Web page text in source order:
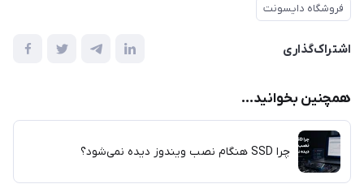
فروشگاه دایسونت
اشتراک‌گذاری
همچنین بخوانید...
چرا SSD هنگام نصب ویندوز دیده نمی‌شود؟